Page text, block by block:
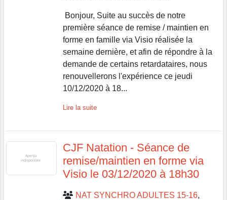
Bonjour, Suite au succès de notre
première séance de remise / maintien en
forme en famille via Visio réalisée la
semaine dernière, et afin de répondre à la
demande de certains retardataires, nous
renouvellerons l'expérience ce jeudi
10/12/2020 à 18...
Lire la suite
CJF Natation - Séance de
remise/maintien en forme via
Visio le 03/12/2020 à 18h30
NAT SYNCHRO ADULTES 15-16